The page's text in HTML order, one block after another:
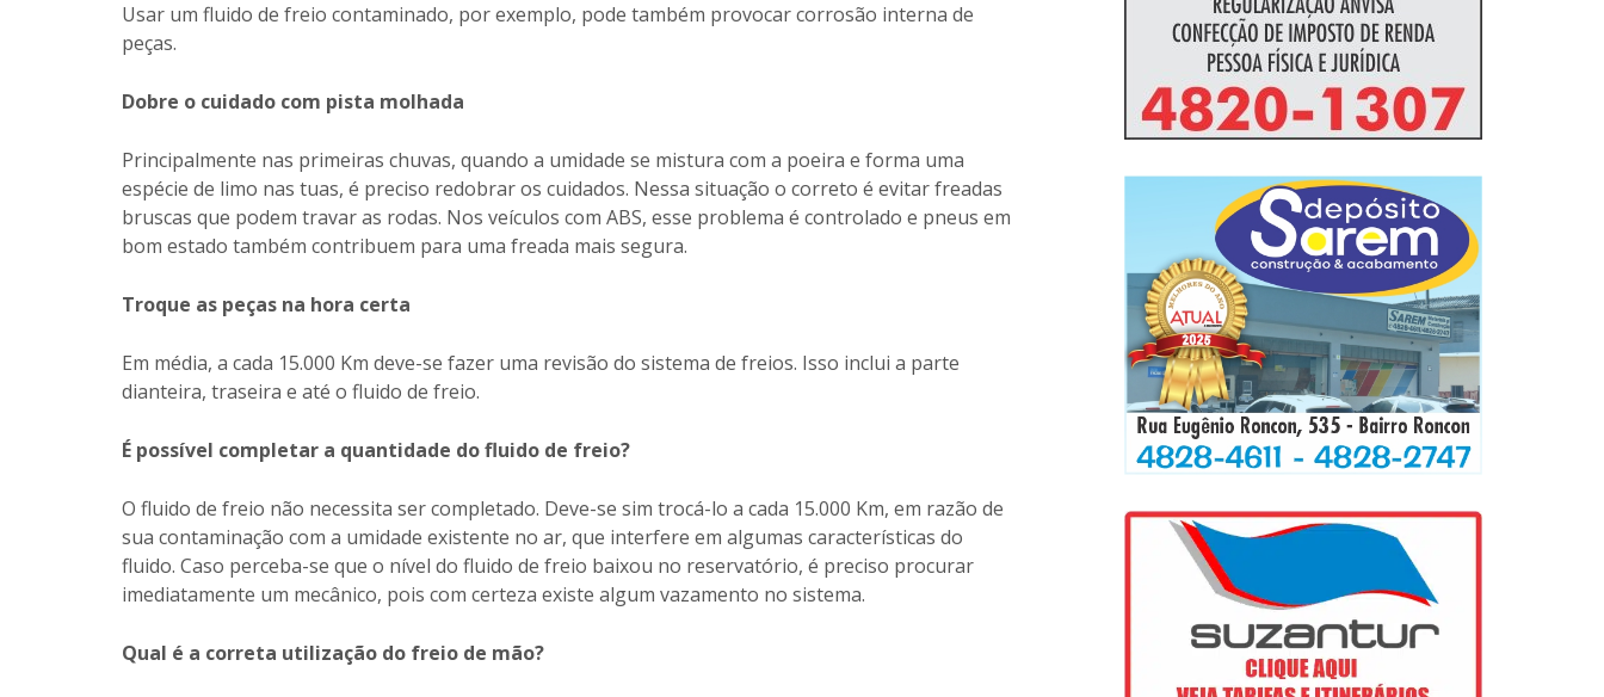
Usar um fluido de freio contaminado, por exemplo, pode também provocar corrosão interna de
peças.
Dobre o cuidado com pista molhada
Principalmente nas primeiras chuvas, quando a umidade se mistura com a poeira e forma uma
espécie de limo nas tuas, é preciso redobrar os cuidados. Nessa situação o correto é evitar freadas
bruscas que podem travar as rodas. Nos veículos com ABS, esse problema é controlado e pneus em
bom estado também contribuem para uma freada mais segura.
Troque as peças na hora certa
Em média, a cada 15.000 Km deve-se fazer uma revisão do sistema de freios. Isso inclui a parte
dianteira, traseira e até o fluido de freio.
É possível completar a quantidade do fluido de freio?
O fluido de freio não necessita ser completado. Deve-se sim trocá-lo a cada 15.000 Km, em razão de
sua contaminação com a umidade existente no ar, que interfere em algumas características do
fluido. Caso perceba-se que o nível do fluido de freio baixou no reservatório, é preciso procurar
imediatamente um mecânico, pois com certeza existe algum vazamento no sistema.
Qual é a correta utilização do freio de mão?